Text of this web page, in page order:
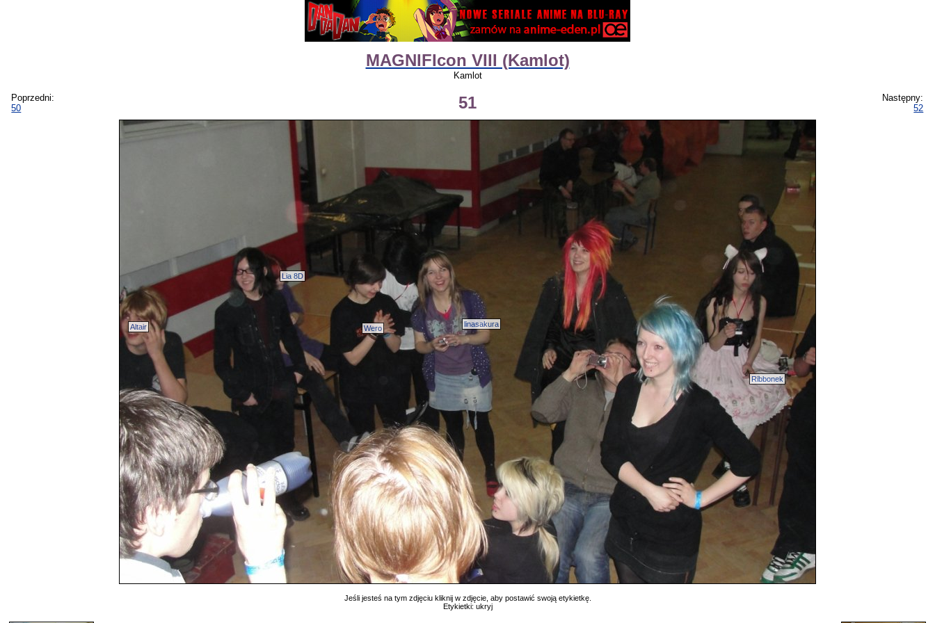
MAGNIFIcon VIII (Kamlot)
Kamlot
Poprzedni:
50
51
Następny:
52
Altair
Lia 8D
linasakura
Ribbonek
Wero
Jeśli jesteś na tym zdjęciu kliknij w zdjęcie, aby postawić swoją etykietkę.
Etykietki: ukryj